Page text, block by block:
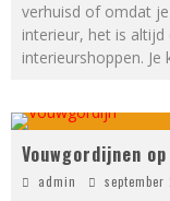
verhuisd of omdat
interieur, het is
interieurshoppen. Je
Vouwgordijnen
admin september